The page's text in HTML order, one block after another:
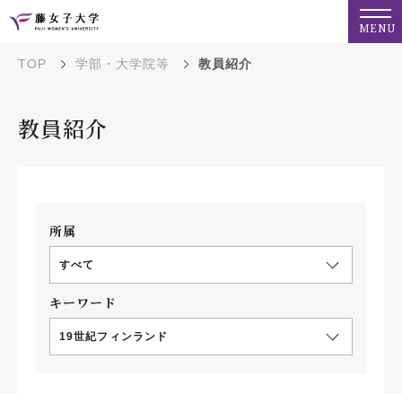
MENU
TOP 学部・大学院等 教員紹介
教員紹介
所属
すべて
キーワード
19世紀フィンランド